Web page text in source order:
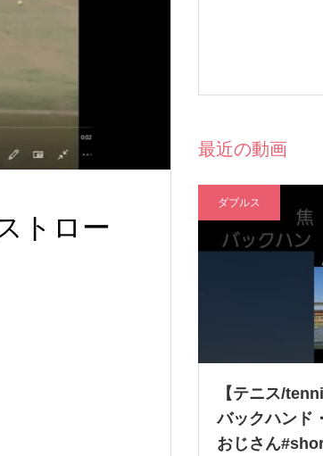
トロー
最近の動画
ダブルス
【テニス/
バックハンド
おじさん